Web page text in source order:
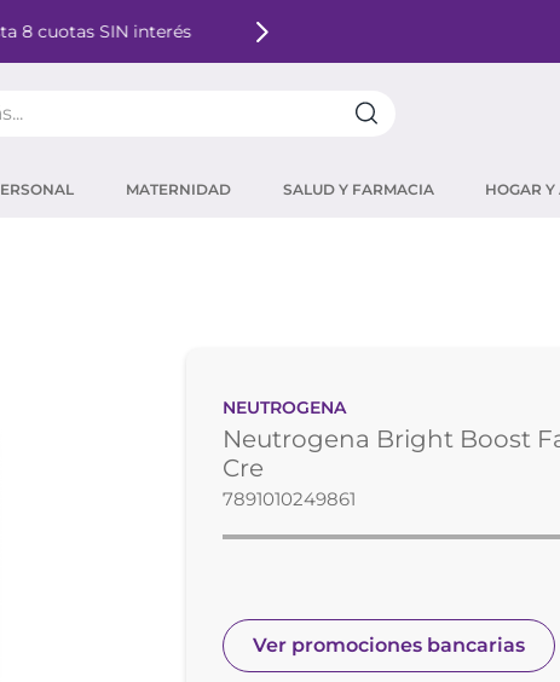
8 cuotas SIN interés
MATERNIDAD SALUD Y FARMACIA HOGAR Y
NEUTROGENA
Neutrogena Bright Boost
Cre
7891010249861
Ver promociones bancarias